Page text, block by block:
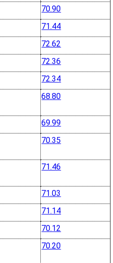
70.90
71.44
72.62
72.36
72.34
68.80
69.99
70.35
71.46
71.03
71.14
70.12
70.20